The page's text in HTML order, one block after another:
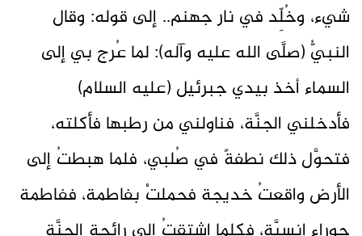
شيء، وخُلِّد في نار جهنم.. إلى قوله: وقال
النبيُّ (صلَّى الله عليه وآله): لما عُرج بي إلى
السماء أخذ بيدي جبرئيل (عليه السلام)
فأدخلني الجنَّة، فناولني من رطبها فأكلته،
فتحوَّل ذلك نطفةً في صُلبي، فلما هبطتُ إلى
الأرض واقعتُ خديجة فحملتْ بفاطمة، ففاطمة